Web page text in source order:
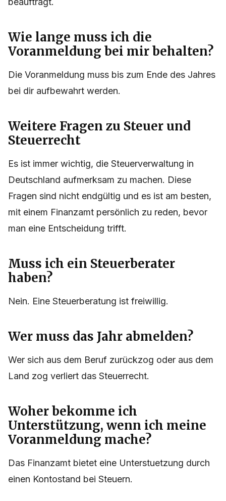
Wie lange muss ich die
Voranmeldung bei mir behalten?
Die Voranmeldung muss bis zum Ende des Jahres
bei dir aufbewahrt werden.
Weitere Fragen zu Steuer und
Steuerrecht
Es ist immer wichtig, die Steuerverwaltung in
Deutschland aufmerksam zu machen. Diese
Fragen sind nicht endgültig und es ist am besten,
mit einem Finanzamt persönlich zu reden, bevor
man eine Entscheidung trifft.
Muss ich ein Steuerberater
haben?
Nein. Eine Steuerberatung ist freiwillig.
Wer muss das Jahr abmelden?
Wer sich aus dem Beruf zurückzog oder aus dem
Land zog verliert das Steuerrecht.
Woher bekomme ich
Unterstützung, wenn ich meine
Voranmeldung mache?
Das Finanzamt bietet eine Unterstuetzung durch
einen Kontostand bei Steuern.